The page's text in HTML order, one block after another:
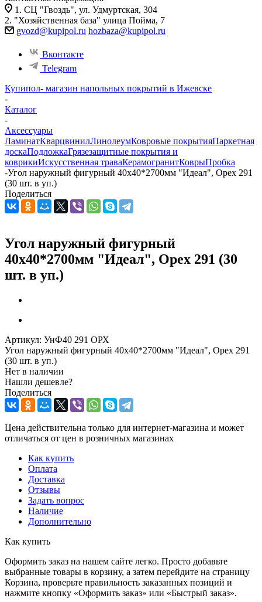
1. СЦ "Гвоздь", ул. Удмуртская, 304
2. "Хозяйственная база" улица Пойма, 7
gvozd@kupipol.ru hozbaza@kupipol.ru
Вконтакте
Telegram
Купипол- магазин напольных покрытий в Ижевске
-
Каталог
-
Аксессуары
ЛаминатКварцвинилЛинолеумКовровые покрытияПаркетная
доскаПодложкаГрязезащитные покрытия и
коврикиИскусственная траваКерамогранитКоврыПробка
-Угол наружный фигурный 40х40*2700мм "Идеал", Орех 291
(30 шт. в уп.)
Поделиться
Угол наружный фигурный
40х40*2700мм "Идеал", Орех 291 (30
шт. в уп.)
Артикул: УнФ40 291 ОРХ
Угол наружный фигурный 40х40*2700мм "Идеал", Орех 291
(30 шт. в уп.)
Нет в наличии
Нашли дешевле?
Поделиться
Цена действительна только для интернет-магазина и может
отличаться от цен в розничных магазинах
Как купить
Оплата
Доставка
Отзывы
Задать вопрос
Наличие
Дополнительно
Как купить
Оформить заказ на нашем сайте легко. Просто добавьте
выбранные товары в корзину, а затем перейдите на страницу
Корзина, проверьте правильность заказанных позиций и
нажмите кнопку «Оформить заказ» или «Быстрый заказ».